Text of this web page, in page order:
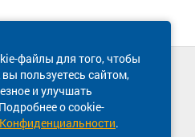
файлы для того, чтобы
пользуетесь сайтом,
и улучшать
о cookie-
.
поддержка сайта
600-03-38